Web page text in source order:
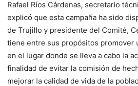
Rafael Ríos Cárdenas, secretario
explicó que esta campaña ha sido
de Trujillo y presidente del Comité,
tiene entre sus propósitos promover
en el lugar donde se lleva a cabo la
finalidad de evitar la comisión de
mejorar la calidad de vida de la